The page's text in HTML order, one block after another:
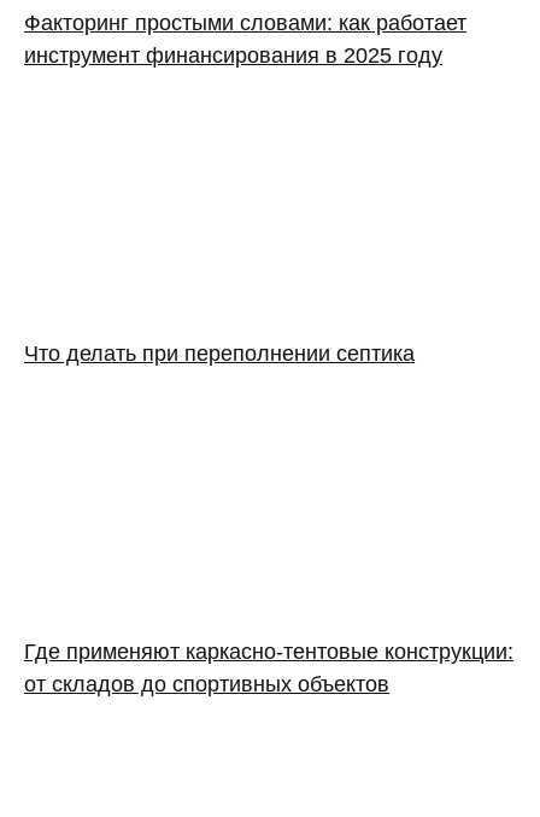
Факторинг простыми словами: как работает
инструмент финансирования в 2025 году
Что делать при переполнении септика
Где применяют каркасно‑тентовые конструкции:
от складов до спортивных объектов